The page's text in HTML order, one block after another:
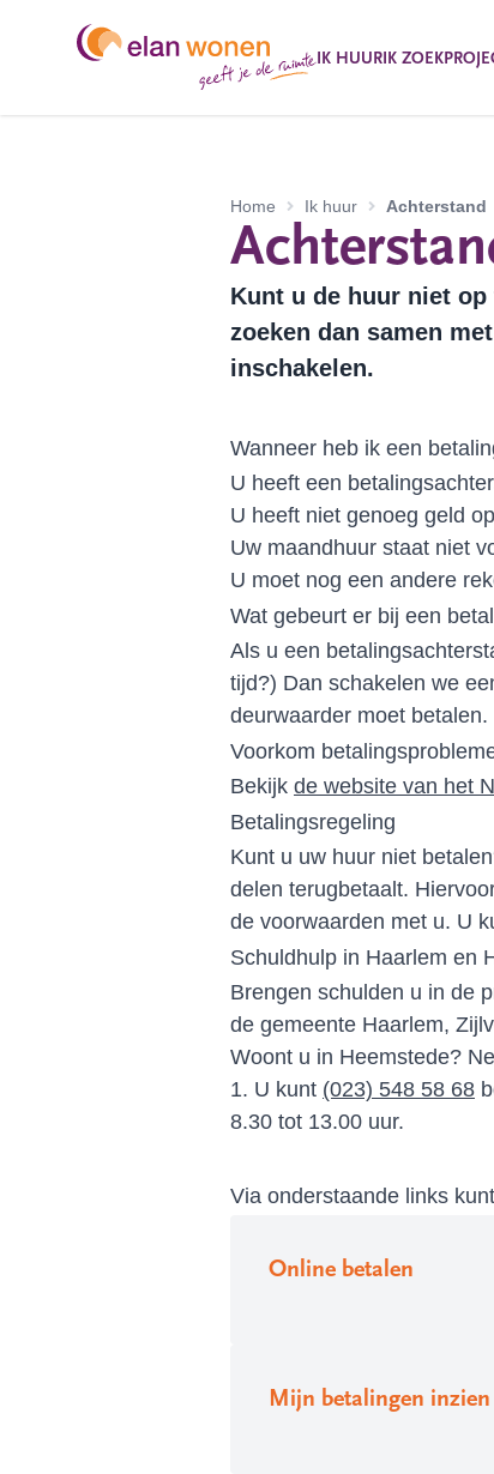
IK HUURIK ZOEK
Home Ik huur Achterstand
Kunt u de huur niet
zoeken dan samen
inschakelen.
Wanneer heb ik een
U heeft een
U heeft niet genoeg geld
Uw maandhuur staat niet
U moet nog een andere
Wat gebeurt er bij een
Als u een
tijd?) Dan schakelen we
deurwaarder moet betalen.
Voorkom
Bekijk de website van het
Betalingsregeling
Kunt u uw huur niet
delen terugbetaalt.
de voorwaarden met u. U
Schuldhulp in Haarlem en
Brengen schulden u in de
de gemeente Haarlem,
Woont u in Heemstede?
1. U kunt (023) 548 58 68
8.30 tot 13.00 uur.
Via onderstaande links
Online betalen
Mijn betalingen inzien